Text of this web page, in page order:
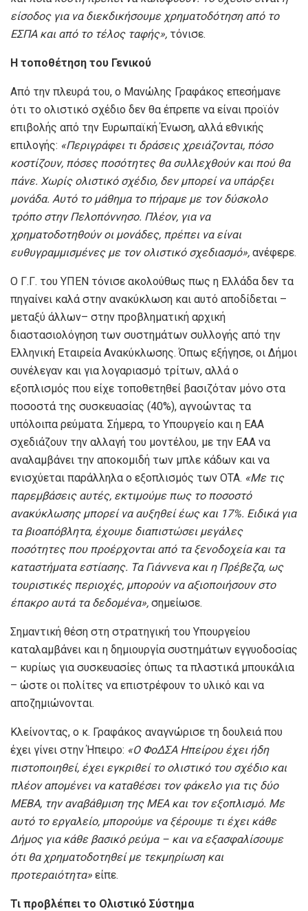
είσοδος για να διεκδικήσουμε χρηματοδότηση από το
ΕΣΠΑ και από το τέλος ταφής», τόνισε.
Η τοποθέτηση του Γενικού
Από την πλευρά του, ο Μανώλης Γραφάκος επεσήμανε
ότι το ολιστικό σχέδιο δεν θα έπρεπε να είναι προϊόν
επιβολής από την Ευρωπαϊκή Ένωση, αλλά εθνικής
επιλογής: «Περιγράφει τι δράσεις χρειάζονται, πόσο
κοστίζουν, πόσες ποσότητες θα συλλεχθούν και πού θα
πάνε. Χωρίς ολιστικό σχέδιο, δεν μπορεί να υπάρξει
μονάδα. Αυτό το μάθημα το πήραμε με τον δύσκολο
τρόπο στην Πελοπόννησο. Πλέον, για να
χρηματοδοτηθούν οι μονάδες, πρέπει να είναι
ευθυγραμμισμένες με τον ολιστικό σχεδιασμό», ανέφερε.
Ο Γ.Γ. του ΥΠΕΝ τόνισε ακολούθως πως η Ελλάδα δεν τα
πηγαίνει καλά στην ανακύκλωση και αυτό αποδίδεται –
μεταξύ άλλων– στην προβληματική αρχική
διαστασιολόγηση των συστημάτων συλλογής από την
Ελληνική Εταιρεία Ανακύκλωσης. Όπως εξήγησε, οι Δήμοι
συνέλεγαν και για λογαριασμό τρίτων, αλλά ο
εξοπλισμός που είχε τοποθετηθεί βασιζόταν μόνο στα
ποσοστά της συσκευασίας (40%), αγνοώντας τα
υπόλοιπα ρεύματα. Σήμερα, το Υπουργείο και η ΕΑΑ
σχεδιάζουν την αλλαγή του μοντέλου, με την ΕΑΑ να
αναλαμβάνει την αποκομιδή των μπλε κάδων και να
ενισχύεται παράλληλα ο εξοπλισμός των ΟΤΑ. «Με τις
παρεμβάσεις αυτές, εκτιμούμε πως το ποσοστό
ανακύκλωσης μπορεί να αυξηθεί έως και 17%. Ειδικά για
τα βιοαπόβλητα, έχουμε διαπιστώσει μεγάλες
ποσότητες που προέρχονται από τα ξενοδοχεία και τα
καταστήματα εστίασης. Τα Γιάννενα και η Πρέβεζα, ως
τουριστικές περιοχές, μπορούν να αξιοποιήσουν στο
έπακρο αυτά τα δεδομένα», σημείωσε.
Σημαντική θέση στη στρατηγική του Υπουργείου
καταλαμβάνει και η δημιουργία συστημάτων εγγυοδοσίας
– κυρίως για συσκευασίες όπως τα πλαστικά μπουκάλια
– ώστε οι πολίτες να επιστρέφουν το υλικό και να
αποζημιώνονται.
Κλείνοντας, ο κ. Γραφάκος αναγνώρισε τη δουλειά που
έχει γίνει στην Ήπειρο: «Ο ΦοΔΣΑ Ηπείρου έχει ήδη
πιστοποιηθεί, έχει εγκριθεί το ολιστικό του σχέδιο και
πλέον απομένει να καταθέσει τον φάκελο για τις δύο
ΜΕΒΑ, την αναβάθμιση της ΜΕΑ και τον εξοπλισμό. Με
αυτό το εργαλείο, μπορούμε να ξέρουμε τι έχει κάθε
Δήμος για κάθε βασικό ρεύμα – και να εξασφαλίσουμε
ότι θα χρηματοδοτηθεί με τεκμηρίωση και
προτεραιότητα» είπε.
Τι προβλέπει το Ολιστικό Σύστημα